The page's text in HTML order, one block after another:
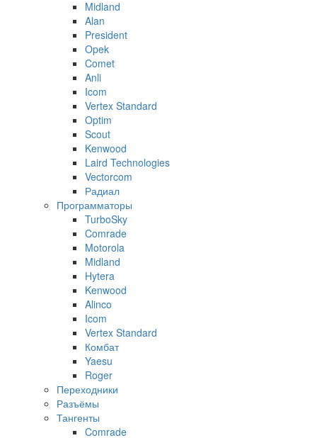
Midland
Alan
President
Opek
Comet
Anli
Icom
Vertex Standard
Optim
Scout
Kenwood
Laird Technologies
Vectorcom
Радиал
Программаторы
TurboSky
Comrade
Motorola
Midland
Hytera
Kenwood
Alinco
Icom
Vertex Standard
Комбат
Yaesu
Roger
Переходники
Разъёмы
Тангенты
Comrade